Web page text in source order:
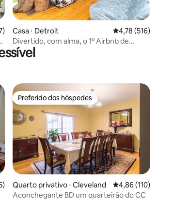
avaliação média de 5, 27 avaliações
Casa ⋅ Detroit 4,78 de uma avaliação
4,78 (516)
Divertido, com alma, o 1º Airbnb de
Detroit, estacionamento no local
avaliação média de 5, 515 avaliações
Preferido dos hóspedes
Preferido dos hóspedes
Quarto privativo ⋅ Cleveland 4,86 de uma avaliação
4,86 (110)
Aconchegante BD um quarteirão do CC